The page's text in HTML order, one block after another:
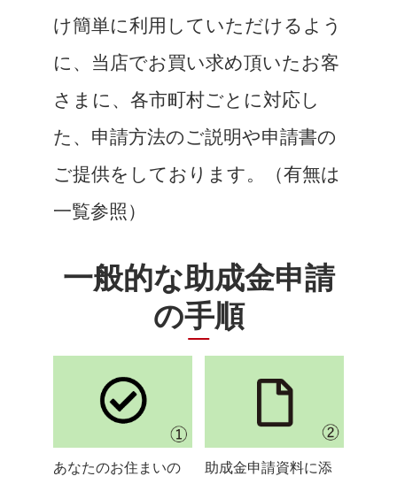
け簡単に利用していただけるよう
に、当店でお買い求め頂いたお客
さまに、各市町村ごとに対応し
た、申請方法のご説明や申請書の
ご提供をしております。（有無は
一覧参照）
一般的な助成金申請
の手順
あなたのお住まいの 助成金申請資料に添